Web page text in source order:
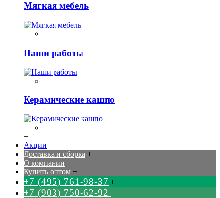
Мягкая мебель
Наши работы
Керамические кашпо
+
Акции +
Доставка и сборка +
О компании +
Купить оптом +
+7 (495) 761-98-37 +
+7 (903) 750-62-92 +